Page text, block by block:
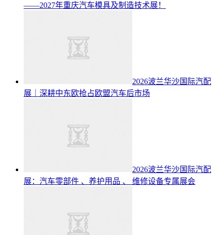
——2027年重庆汽车模具及制造技术展！
2026波兰华沙国际汽配
展｜深耕中东欧抢占欧盟汽车后市场
2026波兰华沙国际汽配
展：汽车零部件 、养护用品 、 维修设备专属展会